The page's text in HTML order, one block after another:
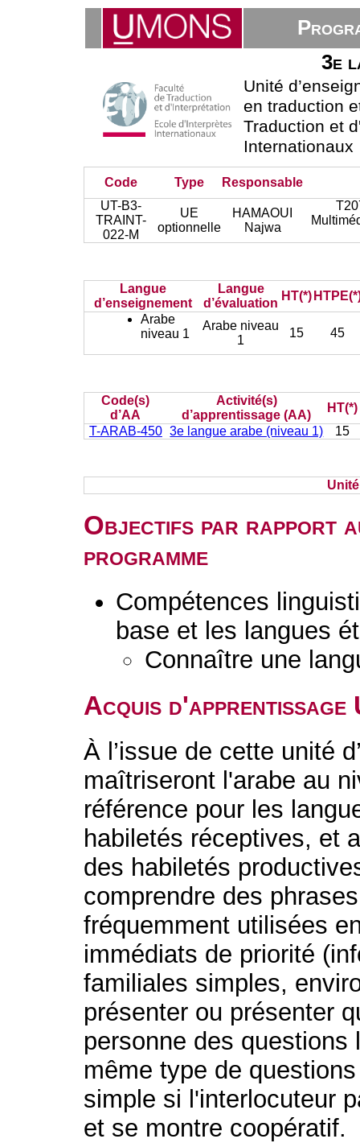
3e
Unité
en traduction
Traduction et
Internationaux
Code Type
Responsable
UT-B3-
TRAINT-
022-M
UE
optionnelle
HAMAOUI
Najwa
Langue
d’enseignement
Langue
d’évaluation
HT(*)
Arabe
niveau 1
Arabe niveau
1
15 45
Code(s)
d’AA
Activité(s)
d’apprentissage (AA)
HT(*)
T-ARAB-450 3e langue arabe (niveau 1) 15
Objectifs par rapport
programme
Compétences
base et les langues
Connaître une
Acquis d'apprentissage
À l’issue de cette unité
maîtriseront l'arabe au
référence pour les
habiletés réceptives, et
des habiletés
comprendre des
fréquemment utilisées
immédiats de priorité
familiales simples,
présenter ou présenter
personne des
même type de
simple si l'interlocuteur
et se montre coopératif.